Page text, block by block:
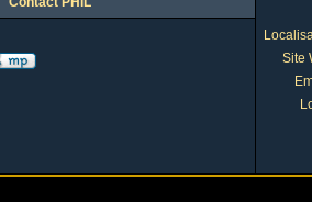
Site